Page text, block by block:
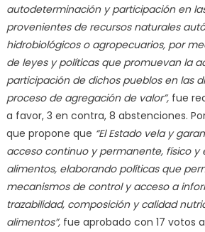
autodeterminación y participación en
provenientes de recursos naturales
hidrobiológicos o agropecuarios, por
de leyes y políticas que promuevan la
participación de dichos pueblos en las
proceso de agregación de valor”,fue
a favor, 3 en contra, 8 abstenciones.
que propone que “El Estado vela y
acceso continuo y permanente, físico y
alimentos, elaborando políticas que
mecanismos de control y acceso a
trazabilidad, composición y calidad
alimentos”, fue aprobado con 17 votos